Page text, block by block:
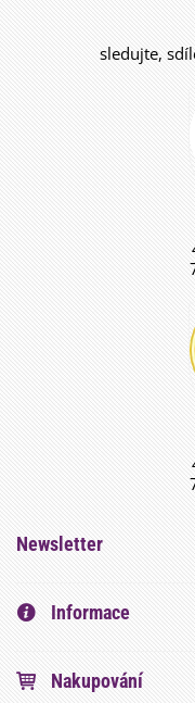
sledujte,
Newsletter
Informace
Nakupování